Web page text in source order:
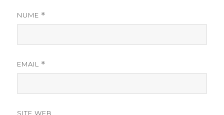
NUME *
EMAIL *
SITE WEB